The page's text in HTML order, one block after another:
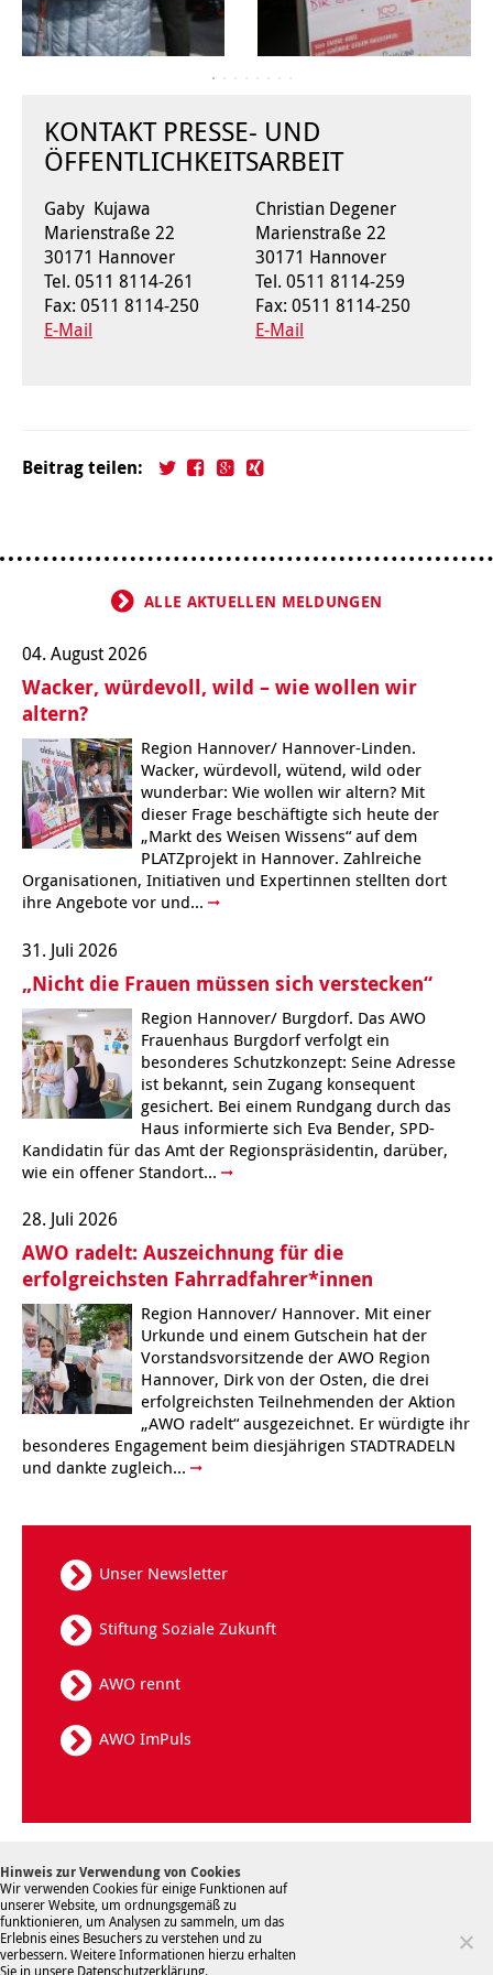
Kindertagesstätte Schneiderberg
Kindertagesstätte Tresckowstraße
Kindertagesstätte Voltmerstraße
Kindertagesstätte Wiehbergstraße
Offene Sprach-Sprechstunde
Kindertagesstätte Moorlilienweg /
Familienzentrum
Kindertagesstätte Petermannstraße /
Familienzentrum
Kindertagesstätte Pfarrlandplatz
Hör- und Sprachheilkindergarten Ratswiese
Kindertagesstätte Rosenbergstraße
Kindertagesstätte Sylter Weg
Kindertagesstätte Voltmerstraße
Kindertagesstätte Wiehbergstraße
KONTAKT PRESSE- UND
ÖFFENTLICHKEITSARBEIT
Gaby Kujawa
Marienstraße 22
30171 Hannover
Tel. 0511 8114-261
Fax: 0511 8114-250
E-Mail
Christian Degener
Marienstraße 22
30171 Hannover
Tel. 0511 8114-259
Fax: 0511 8114-250
E-Mail
Beitrag teilen:
ALLE AKTUELLEN MELDUNGEN
04. August 2026
Wacker, würdevoll, wild – wie wollen wir
altern?
Region Hannover/ Hannover-Linden.
Wacker, würdevoll, wütend, wild oder
wunderbar: Wie wollen wir altern? Mit
dieser Frage beschäftigte sich heute der
„Markt des Weisen Wissens“ auf dem
PLATZprojekt in Hannover. Zahlreiche
Organisationen, Initiativen und Expertinnen stellten dort
ihre Angebote vor und...
31. Juli 2026
„Nicht die Frauen müssen sich verstecken“
Region Hannover/ Burgdorf. Das AWO
Frauenhaus Burgdorf verfolgt ein
besonderes Schutzkonzept: Seine Adresse
ist bekannt, sein Zugang konsequent
gesichert. Bei einem Rundgang durch das
Haus informierte sich Eva Bender, SPD-
Kandidatin für das Amt der Regionspräsidentin, darüber,
wie ein offener Standort...
28. Juli 2026
AWO radelt: Auszeichnung für die
erfolgreichsten Fahrradfahrer*innen
Region Hannover/ Hannover. Mit einer
Urkunde und einem Gutschein hat der
Vorstandsvorsitzende der AWO Region
Hannover, Dirk von der Osten, die drei
erfolgreichsten Teilnehmenden der Aktion
„AWO radelt“ ausgezeichnet. Er würdigte ihr
besonderes Engagement beim diesjährigen STADTRADELN
und dankte zugleich...
Unser Newsletter
Stiftung Soziale Zukunft
AWO rennt
AWO ImPuls
Hinweisgebersystem
Hinweis zur Verwendung von Cookies
Wir verwenden Cookies für einige Funktionen auf
unserer Website, um ordnungsgemäß zu
funktionieren, um Analysen zu sammeln, um das
Erlebnis eines Besuchers zu verstehen und zu
verbessern. Weitere Informationen hierzu erhalten
Sie in unsere Datenschutzerklärung.